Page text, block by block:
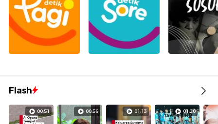
Flash
00:51 00:56 01:13 01:20